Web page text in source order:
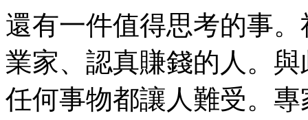
還有一件值得思考的事
業家、認真賺錢的人。
任何事物都讓人難受。